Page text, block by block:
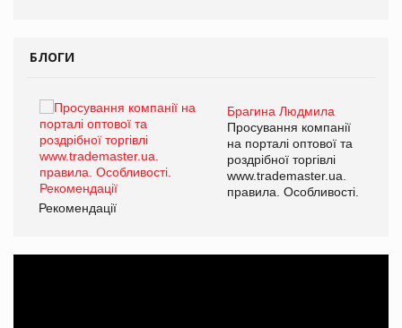
БЛОГИ
Брагина Людмила
Просування компанії
на порталі оптової та
роздрібної торгівлі
www.trademaster.ua.
правила. Особливості.
Рекомендації